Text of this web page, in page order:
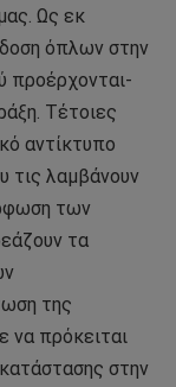
Ως εκ
όπλων στην
προέρχονται-
Τέτοιες
αντίκτυπο
τις λαμβάνουν
των
τα
της
να πρόκειται
στην